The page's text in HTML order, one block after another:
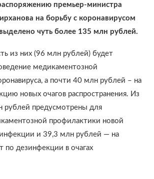
премьер-министра
на борьбу с коронавирусом
чуть более 135 млн рублей.
из них (96 млн рублей) будет
медикаментозной
а почти 40 млн рублей – на
новых очагов распространения. Из
рублей предусмотрены для
профилактики новой
и 39,3 млн рублей — на
по дезинфекции в очагах